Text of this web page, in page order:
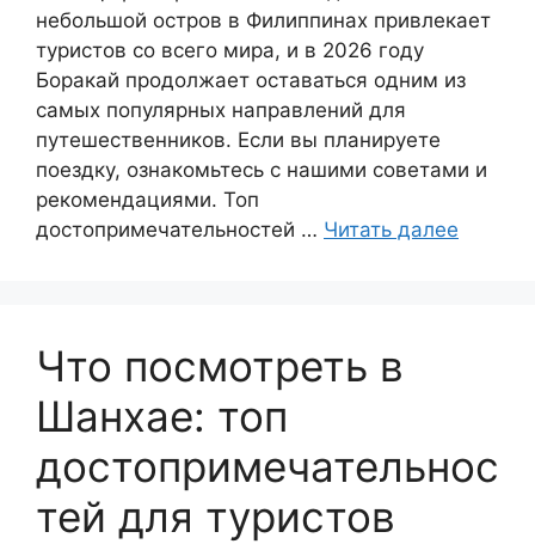
небольшой остров в Филиппинах привлекает
туристов со всего мира, и в 2026 году
Боракай продолжает оставаться одним из
самых популярных направлений для
путешественников. Если вы планируете
поездку, ознакомьтесь с нашими советами и
рекомендациями. Топ
достопримечательностей … Читать далее
Что посмотреть в
Шанхае: топ
достопримечательнос
тей для туристов